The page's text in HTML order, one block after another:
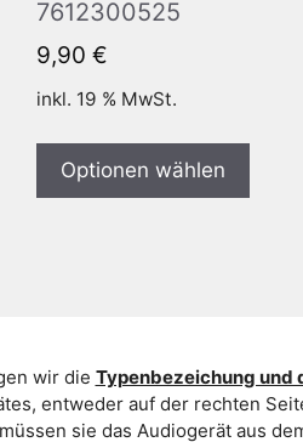
7612300525
9,90 €
inkl. 19 % MwSt.
Optionen wählen
wir die Typenbezeichung und
entweder auf der rechten
sie das Audiogerät aus